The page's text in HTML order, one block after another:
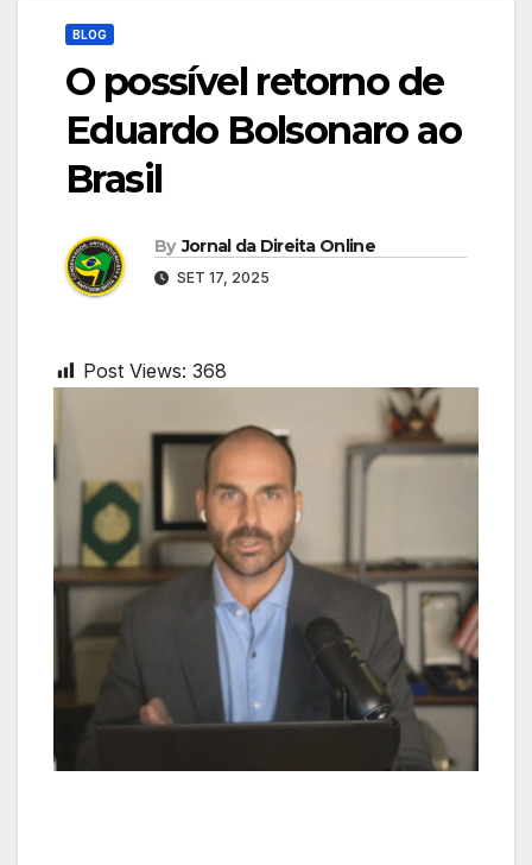
BLOG
O possível retorno de
Eduardo Bolsonaro ao
Brasil
By Jornal da Direita Online
SET 17, 2025
Post Views: 368